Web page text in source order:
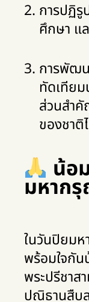
การปฏิรู
ศึกษา แ
การพัฒ
ทัดเทียม
ส่วนสำคั
ของชาติ
น้อ
มหาก
ในวันปิยมห
พร้อมใจกัน
พระปรีชา
ปณิธานสืบส